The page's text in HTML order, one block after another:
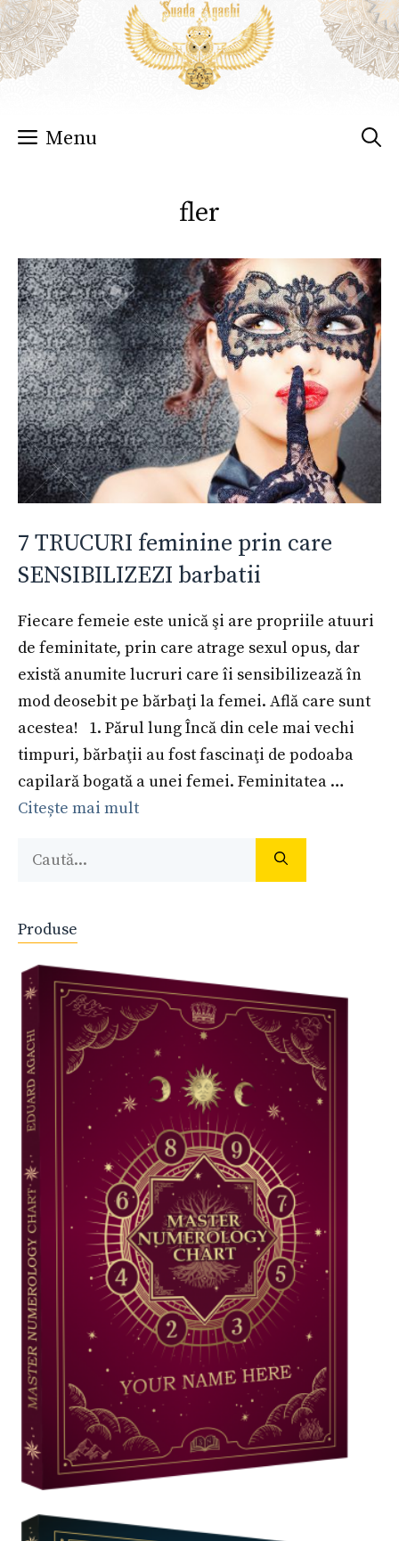
Sari
la
conținut
Menu
fler
7 TRUCURI feminine prin care
SENSIBILIZEZI barbatii
Fiecare femeie este unică şi are propriile atuuri
de feminitate, prin care atrage sexul opus, dar
există anumite lucruri care îi sensibilizează în
mod deosebit pe bărbaţi la femei. Află care sunt
acestea! 1. Părul lung Încă din cele mai vechi
timpuri, bărbaţii au fost fascinaţi de podoaba
capilară bogată a unei femei. Feminitatea …
Citește mai mult
Caută
Produse